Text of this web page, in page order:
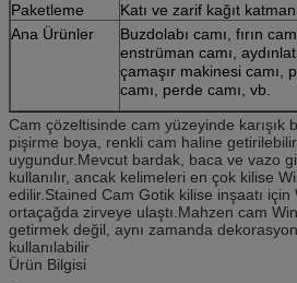
Paketleme
Katı ve zarif kağıt
Ana Ürünler
Buzdolabı camı, fırın
enstrüman camı,
çamaşır makinesi camı,
camı, perde camı, vb.
Cam çözeltisinde cam yüzeyinde karışık
pişirme boya, renkli cam haline
uygundur.Mevcut bardak, baca ve vazo
kullanılır, ancak kelimeleri en çok kilise
edilir.Stained Cam Gotik kilise inşaatı
ortaçağda zirveye ulaştı.Mahzen cam
getirmek değil, aynı zamanda
kullanılabilir
Ürün Bilgisi